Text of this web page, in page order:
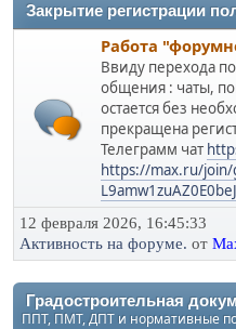
Закрытие регистрации
Работа
Ввиду перехода
общения : чаты,
остается без
прекращена
Телеграмм чат
https://max.ru/join/
12 февраля 2026, 16:45:33
Активность на форуме. от
Градостроительная
ППТ, ПМТ, ДПТ и нормативные по